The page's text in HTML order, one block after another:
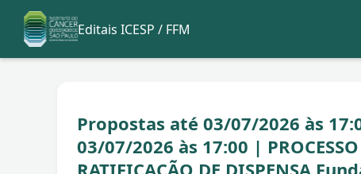
Editais ICESP / FFM
Propostas até 03/07/2026 às
03/07/2026 às 17:00 |